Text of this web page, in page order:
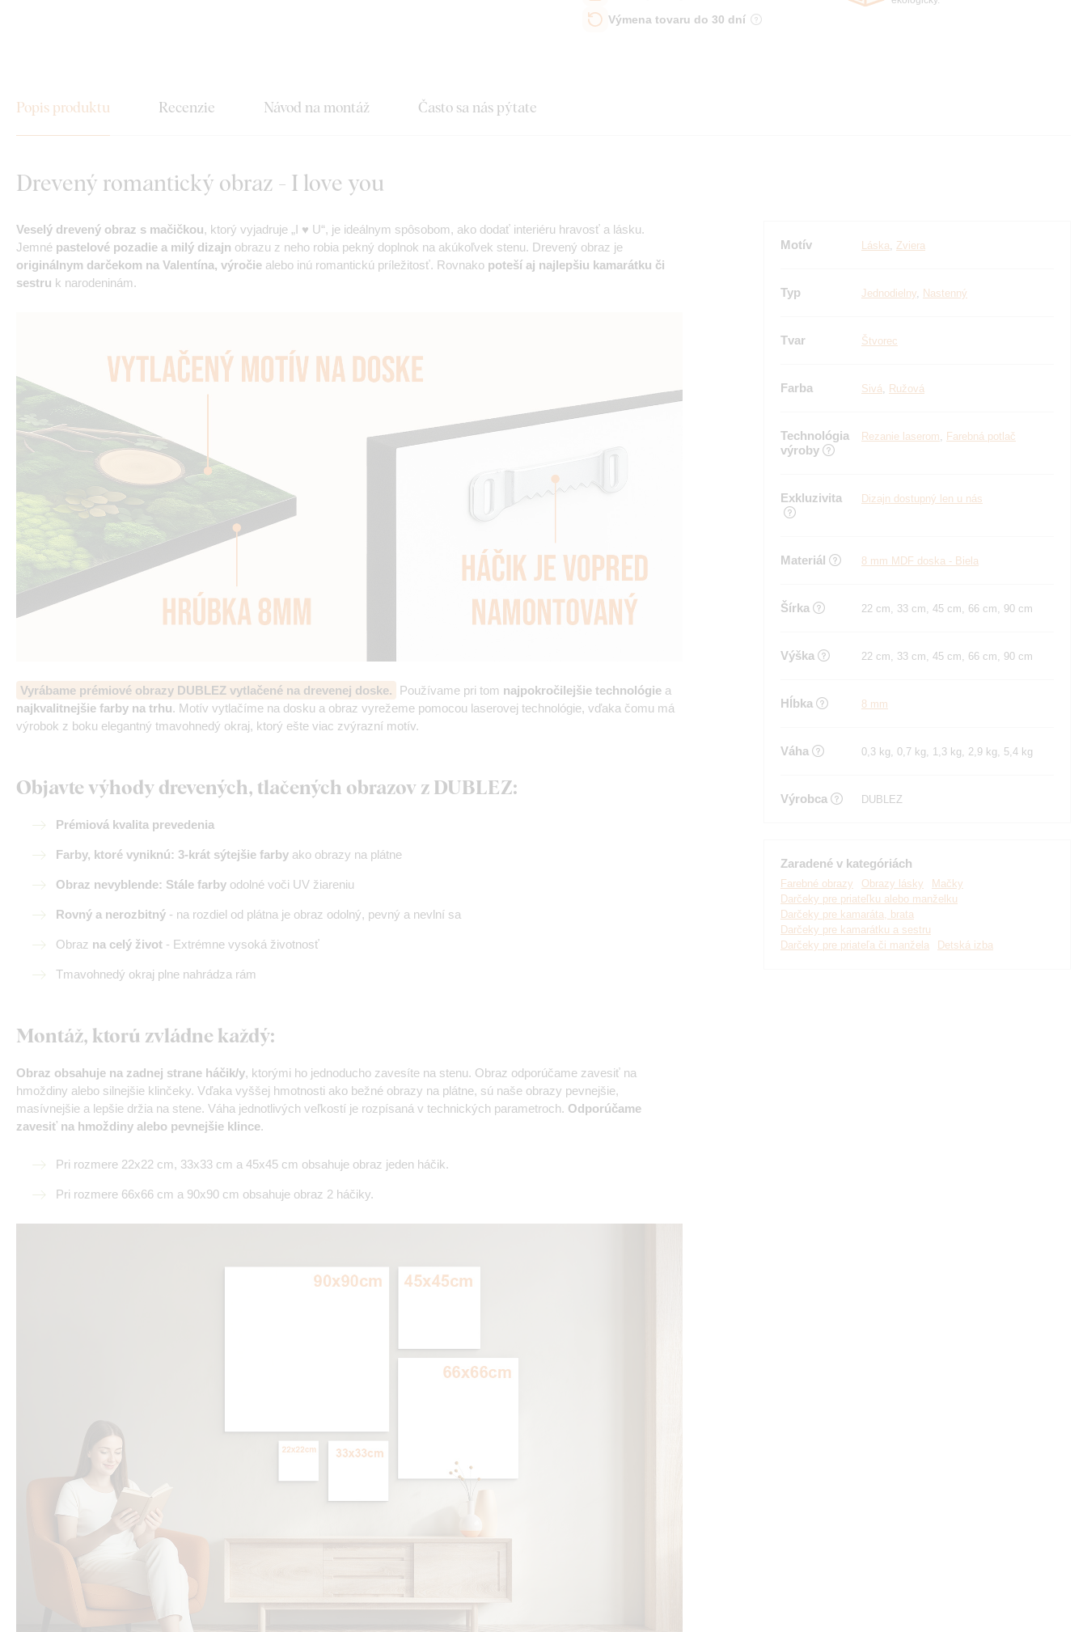
Výmena tovaru do 30 dní
Popis produktu Recenzie Návod na montáž Často sa nás pýtate
Drevený romantický obraz - I love you
Veselý drevený obraz s mačičkou, ktorý vyjadruje „I ♥ U“, je ideálnym spôsobom, ako dodať interiéru hravosť a lásku.
Jemné pastelové pozadie a milý dizajn obrazu z neho robia pekný doplnok na akúkoľvek stenu. Drevený obraz je
originálnym darčekom na Valentína, výročie alebo inú romantickú príležitosť. Rovnako poteší aj najlepšiu kamarátku či
sestru k narodeninám.
Vyrábame prémiové obrazy DUBLEZ vytlačené na drevenej doske. Používame pri tom najpokročilejšie technológie a
najkvalitnejšie farby na trhu. Motív vytlačíme na dosku a obraz vyrežeme pomocou laserovej technológie, vďaka čomu má
výrobok z boku elegantný tmavohnedý okraj, ktorý ešte viac zvýrazní motív.
Objavte výhody drevených, tlačených obrazov z DUBLEZ:
Prémiová kvalita prevedenia
Farby, ktoré vyniknú: 3-krát sýtejšie farby ako obrazy na plátne
Obraz nevyblende: Stále farby odolné voči UV žiareniu
Rovný a nerozbitný - na rozdiel od plátna je obraz odolný, pevný a nevlní sa
Obraz na celý život - Extrémne vysoká životnosť
Tmavohnedý okraj plne nahrádza rám
Montáž, ktorú zvládne každý:
Obraz obsahuje na zadnej strane háčik/y, ktorými ho jednoducho zavesíte na stenu. Obraz odporúčame zavesiť na
hmoždiny alebo silnejšie klinčeky. Vďaka vyššej hmotnosti ako bežné obrazy na plátne, sú naše obrazy pevnejšie,
masívnejšie a lepšie držia na stene. Váha jednotlivých veľkostí je rozpísaná v technických parametroch. Odporúčame
zavesiť na hmoždiny alebo pevnejšie klince.
Pri rozmere 22x22 cm, 33x33 cm a 45x45 cm obsahuje obraz jeden háčik.
Pri rozmere 66x66 cm a 90x90 cm obsahuje obraz 2 háčiky.
Motív Láska, Zviera
Typ Jednodielny, Nastenný
Tvar Štvorec
Farba Sivá, Ružová
Technológia
výroby
Rezanie laserom, Farebná potlač
Exkluzivita Dizajn dostupný len u nás
Materiál 8 mm MDF doska - Biela
Šírka 22 cm, 33 cm, 45 cm, 66 cm, 90 cm
Výška 22 cm, 33 cm, 45 cm, 66 cm, 90 cm
Hĺbka 8 mm
Váha 0,3 kg, 0,7 kg, 1,3 kg, 2,9 kg, 5,4 kg
Výrobca DUBLEZ
Zaradené v kategóriách
Farebné obrazy Obrazy lásky
Mačky
Darčeky pre priateľku alebo manželku
Darčeky pre kamaráta, brata
Darčeky pre kamarátku a sestru
Darčeky pre priateľa či manžela
Detská izba